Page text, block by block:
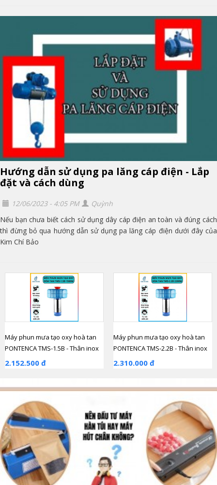
Hướng dẫn sử dụng pa lăng cáp điện - Lắp
đặt và cách dùng
12/06/2023 - 4:05 PM
Quỳnh
Nếu bạn chưa biết cách sử dụng dây cáp điện an toàn và đúng cách
thì đừng bỏ qua hướng dẫn sử dụng pa lăng cáp điện dưới đây của
Kim Chí Bảo
Máy phun mưa tạo oxy hoà tan
PONTENCA TMS-1.5B - Thân inox
2.152.500 đ
Máy phun mưa tạo oxy hoà tan
PONTENCA TMS-2.2B - Thân inox
2.310.000 đ